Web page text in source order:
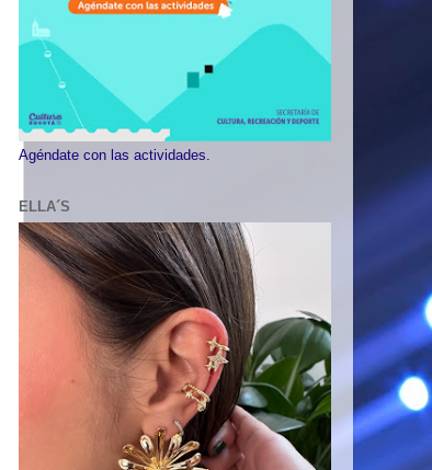
Agéndate con las actividades.
ELLA´S